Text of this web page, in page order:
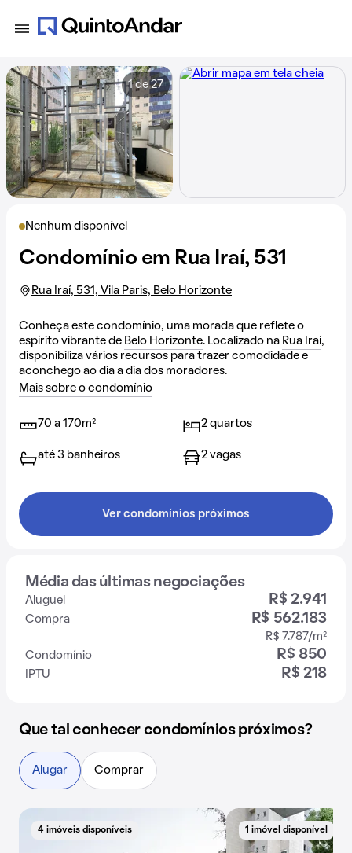
Nenhum disponível
Condomínio em Rua Iraí, 531
Rua Iraí, 531, Vila Paris, Belo Horizonte
Conheça este condomínio, uma morada que reflete o
espírito vibrante de Belo Horizonte. Localizado na Rua Iraí,
disponibiliza vários recursos para trazer comodidade e
aconchego ao dia a dia dos moradores.
Mais sobre o condomínio
70 a 170m² 2 quartos
até 3 banheiros 2 vagas
Ver condomínios próximos
Média das últimas negociações
Aluguel R$ 2.941
Compra R$ 562.183
R$ 7.787/m²
Condomínio
R$ 850
IPTU R$ 218
1 de 27
Que tal conhecer condomínios próximos?
Alugar Comprar
4 imóveis disponíveis 1 imóvel disponível